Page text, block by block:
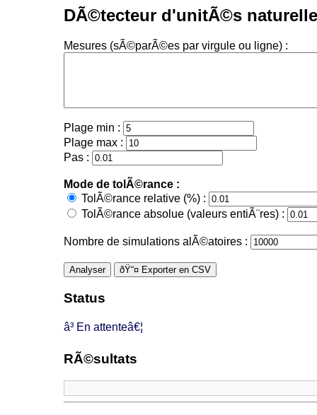
DÃ©tecteur d'unitÃ©s
Mesures (sÃ©parÃ©es par virgule ou ligne) :
Plage min :
Plage max :
Pas :
Mode de tolÃ©rance :
TolÃ©rance relative (%) :
TolÃ©rance absolue (valeurs entiÃ¨res) :
Nombre de simulations alÃ©atoires :
Analyser ðŸ“¤ Exporter en CSV
Status
â³ En attenteâ€¦
RÃ©sultats